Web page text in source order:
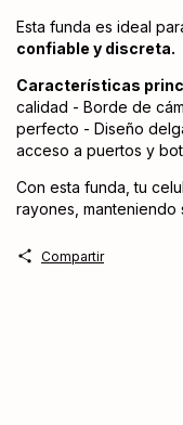
Esta funda es ideal
confiable y discreta.
Características
calidad - Borde de
perfecto - Diseño
acceso a puertos y
Con esta funda, tu
rayones, manteniendo
Compartir